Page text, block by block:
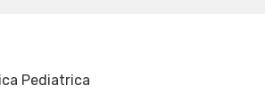
Pediatrica